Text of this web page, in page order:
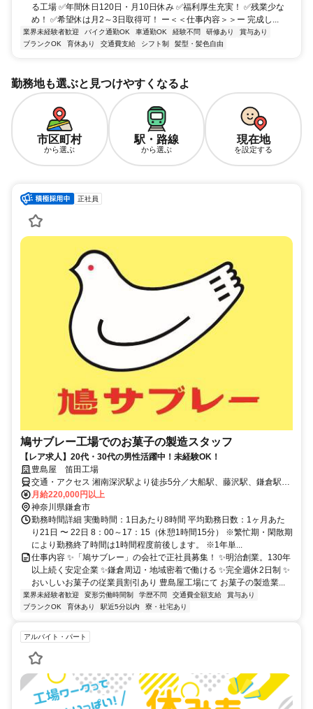
る工場 ✅年間休日120日・月10日休み ✅福利厚生充実！ ✅残業少な
め！ ✅希望休は月2～3日取得可！ ー＜＜仕事内容＞＞ー 完成し...
業界未経験者歓迎 バイク通勤OK 車通勤OK 経験不問 研修あり
賞与あり
ブランクOK
育休あり 交通費支給 シフト制 髪型・髪色自由
勤務地も選ぶと見つけやすくなるよ
市区町村
から選ぶ
駅・路線
から選ぶ
現在地
を設定する
正社員
鳩サブレー工場でのお菓子の製造スタッフ
【レア求人】20代・30代の男性活躍中！未経験OK！
豊島屋 笛田工場
交通・アクセス 湘南深沢駅より徒歩5分／大船駅、藤沢駅、鎌倉駅か
らバスあり
月給220,000円以上
神奈川県鎌倉市
勤務時間詳細 実働時間：1日あたり8時間 平均勤務日数：1ヶ月あた
り21日 〜 22日 8：00～17：15（休憩1時間15分） ※繁忙期・閑散期
により勤務終了時間は1時間程度前後します。 ※1年単...
仕事内容 ✨「鳩サブレー」の会社で正社員募集！ ✨明治創業。130年
以上続く安定企業 ✨鎌倉周辺・地域密着で働ける ✨完全週休2日制 ✨
おいしいお菓子の従業員割引あり 豊島屋工場にて お菓子の製造業...
業界未経験者歓迎 変形労働時間制 学歴不問 交通費全額支給
賞与あり
ブランクOK
育休あり 駅近5分以内 寮・社宅あり
アルバイト・パート